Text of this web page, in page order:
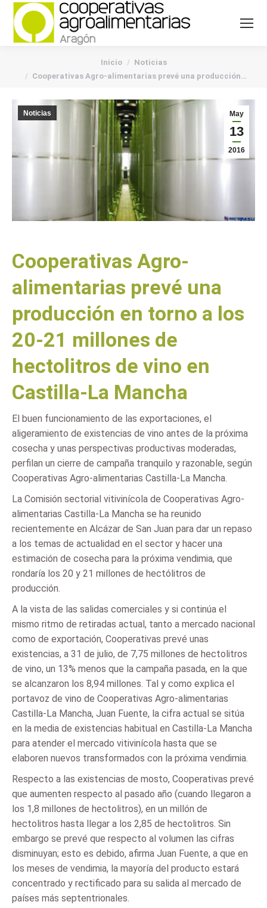
Inicio
Noticias
Cooperativas Agro-alimentarias prevé una producción…
May
13
2016
Noticias
Cooperativas Agro-
alimentarias prevé una
producción en torno a los
20-21 millones de
hectolitros de vino en
Castilla-La Mancha
El buen funcionamiento de las exportaciones, el
aligeramiento de existencias de vino antes de la próxima
cosecha y unas perspectivas productivas moderadas,
perfilan un cierre de campaña tranquilo y razonable, según
Cooperativas Agro-alimentarias Castilla-La Mancha.
La Comisión sectorial vitivinícola de Cooperativas Agro-
alimentarias Castilla-La Mancha se ha reunido
recientemente en Alcázar de San Juan para dar un repaso
a los temas de actualidad en el sector y hacer una
estimación de cosecha para la próxima vendimia, que
rondaría los 20 y 21 millones de hectólitros de
producción.
A la vista de las salidas comerciales y si continúa el
mismo ritmo de retiradas actual, tanto a mercado nacional
como de exportación, Cooperativas prevé unas
existencias, a 31 de julio, de 7,75 millones de hectolitros
de vino, un 13% menos que la campaña pasada, en la que
se alcanzaron los 8,94 millones. Tal y como explica el
portavoz de vino de Cooperativas Agro-alimentarias
Castilla-La Mancha, Juan Fuente, la cifra actual se sitúa
en la media de existencias habitual en Castilla-La Mancha
para atender el mercado vitivinícola hasta que se
elaboren nuevos transformados con la próxima vendimia.
Respecto a las existencias de mosto, Cooperativas prevé
que aumenten respecto al pasado año (cuando llegaron a
los 1,8 millones de hectolitros), en un millón de
hectolitros hasta llegar a los 2,85 de hectolitros. Sin
embargo se prevé que respecto al volumen las cifras
disminuyan; esto es debido, afirma Juan Fuente, a que en
los meses de vendimia, la mayoría del producto estará
concentrado y rectificado para su salida al mercado de
países más septentrionales.